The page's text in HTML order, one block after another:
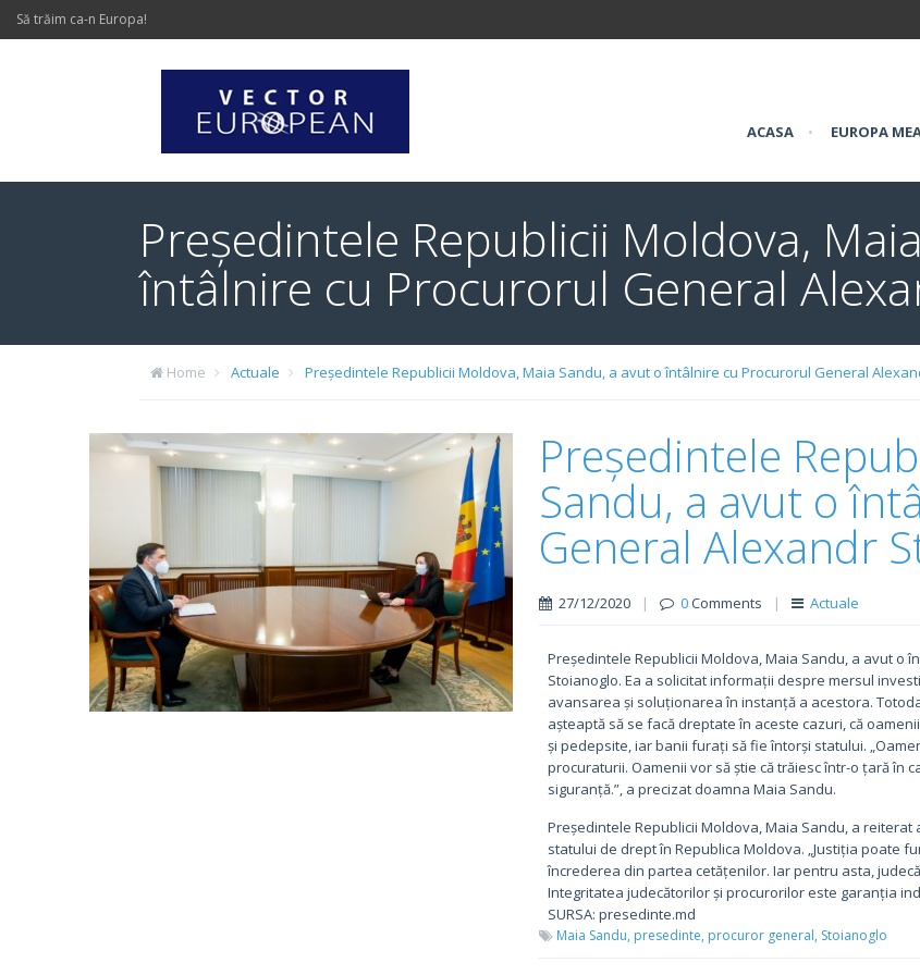
Să trăim ca-n Europa!
ACASA • EUROPA
Președintele Republicii Moldova,
întâlnire cu Procurorul General
Home Actuale Președintele Republicii Moldova, Maia Sandu, a avut o întâlnire cu Procurorul General
Președintele
Sandu, a avut o
General Alexandr
27/12/2020 | 0Comments | Actuale
Președintele Republicii Moldova, Maia Sandu, a avut o
Stoianoglo. Ea a solicitat informații despre mersul
avansarea și soluționarea în instanță a acestora.
așteaptă să se facă dreptate în aceste cazuri, că
și pedepsite, iar banii furați să fie întorși statului.
procuraturii. Oamenii vor să știe că trăiesc într-o țară în
siguranță.”, a precizat doamna Maia Sandu.
Președintele Republicii Moldova, Maia Sandu, a
statului de drept în Republica Moldova. „Justiția poate
încrederea din partea cetățenilor. Iar pentru asta,
Integritatea judecătorilor și procurorilor este garanția
SURSA: presedinte.md
Maia Sandu, presedinte, procuror general, Stoianoglo